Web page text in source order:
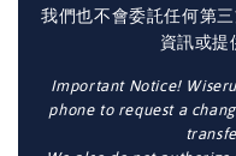
我們也不會委託任何第
資訊或提
Important Notice!
phone to request a